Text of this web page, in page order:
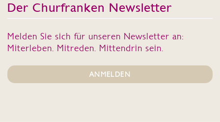
Der Churfranken Newsletter
Melden Sie sich für unseren Newsletter an:
Miterleben. Mitreden. Mittendrin sein.
ANMELDEN